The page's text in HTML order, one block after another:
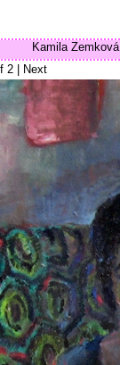
Kamila Zemková
2 Next